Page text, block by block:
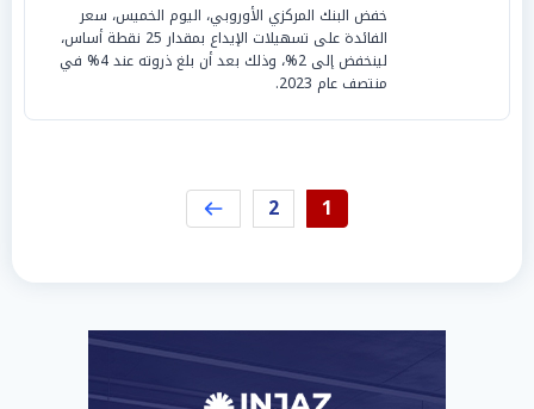
خفض البنك المركزي الأوروبي، اليوم الخميس، سعر
الفائدة على تسهيلات الإيداع بمقدار 25 نقطة أساس،
لينخفض إلى 2%، وذلك بعد أن بلغ ذروته عند 4% في
منتصف عام 2023.
1
2